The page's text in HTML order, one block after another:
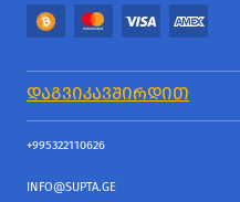
ᲓᲐᲒᲕᲘᲙᲐᲕᲨᲘᲠᲓᲘᲗ
+995322110626
INFO@SUPTA.GE